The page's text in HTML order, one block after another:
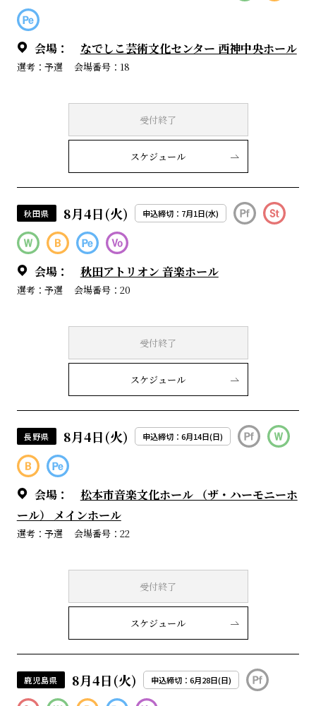
会場： なでしこ芸術文化センター 西神中央ホール
選考：予選 会場番号：18
受付終了
スケジュール
秋田県 8月4日(火) 申込締切：7月1日(水)
会場： 秋田アトリオン 音楽ホール
選考：予選 会場番号：20
受付終了
スケジュール
長野県 8月4日(火) 申込締切：6月14日(日)
会場：
松本市音楽文化ホール （ザ・ハーモニーホ
ール） メインホール
選考：予選 会場番号：22
受付終了
スケジュール
鹿児島県 8月4日(火) 申込締切：6月28日(日)